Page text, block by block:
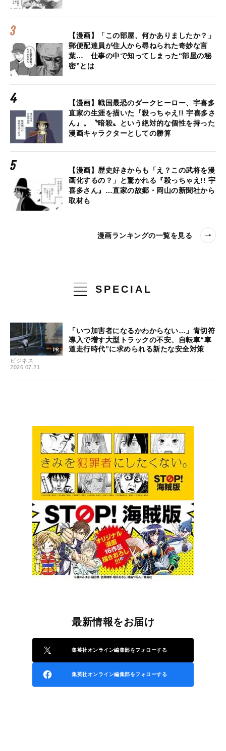
【漫画】「この部屋、何かありましたか？」
郵便配達員が住人から尋ねられた奇妙な言
葉… 仕事の中で知ってしまった“部屋の秘
密”とは
【漫画】戦国最恐のダークヒーロー、宇喜多
直家の生涯を描いた『殺っちゃえ!! 宇喜多さ
ん』。〝暗殺〟という絶対的な個性を持った
漫画キャラクターとしての勝算
【漫画】歴史好きからも「え？この武将を漫
画化するの？」と驚かれる『殺っちゃえ!! 宇
喜多さん』…直家の故郷・岡山の新聞社から
取材も
漫画ランキングの一覧を見る
SPECIAL
ビジネス
2026.07.21
「いつ加害者になるかわからない…」青切符
導入で増す大型トラックの不安、自転車“車
道走行時代”に求められる新たな安全対策
最新情報をお届け
集英社オンライン編集部をフォローする
集英社オンライン編集部をフォローする